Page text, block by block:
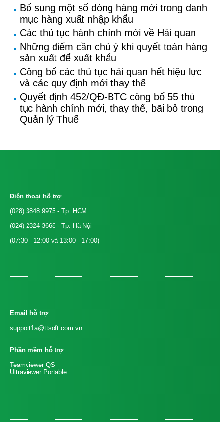
Bổ sung một số dòng hàng mới trong danh
mục hàng xuất nhập khẩu
Các thủ tục hành chính mới về Hải quan
Những điểm cần chú ý khi quyết toán hàng
sản xuất để xuất khẩu
Công bố các thủ tục hải quan hết hiệu lực
và các quy định mới thay thế
Quyết định 452/QĐ-BTC công bố 55 thủ
tục hành chính mới, thay thế, bãi bỏ trong
Quản lý Thuế
Điện thoại hỗ trợ
(028) 3848 9975 - Tp. HCM
(024) 2324 3668 - Tp. Hà Nội
(07:30 - 12:00 và 13:00 - 17:00)
Email hỗ trợ
support1a@ttsoft.com.vn
Phần mềm hỗ trợ
Teamviewer QS
Ultraviewer Portable